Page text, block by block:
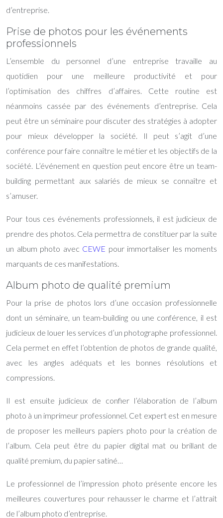
d’entreprise.
Prise de photos pour les événements
professionnels
L’ensemble du personnel d’une entreprise travaille au
quotidien pour une meilleure productivité et pour
l’optimisation des chiffres d’affaires. Cette routine est
néanmoins cassée par des événements d’entreprise. Cela
peut être un séminaire pour discuter des stratégies à adopter
pour mieux développer la société. Il peut s’agit d’une
conférence pour faire connaître le métier et les objectifs de la
société. L’événement en question peut encore être un team-
building permettant aux salariés de mieux se connaître et
s’amuser.
Pour tous ces événements professionnels, il est judicieux de
prendre des photos. Cela permettra de constituer par la suite
un album photo avec CEWE pour immortaliser les moments
marquants de ces manifestations.
Album photo de qualité premium
Pour la prise de photos lors d’une occasion professionnelle
dont un séminaire, un team-building ou une conférence, il est
judicieux de louer les services d’un photographe professionnel.
Cela permet en effet l’obtention de photos de grande qualité,
avec les angles adéquats et les bonnes résolutions et
compressions.
Il est ensuite judicieux de confier l’élaboration de l’album
photo à un imprimeur professionnel. Cet expert est en mesure
de proposer les meilleurs papiers photo pour la création de
l’album. Cela peut être du papier digital mat ou brillant de
qualité premium, du papier satiné…
Le professionnel de l’impression photo présente encore les
meilleures couvertures pour rehausser le charme et l’attrait
de l’album photo d’entreprise.